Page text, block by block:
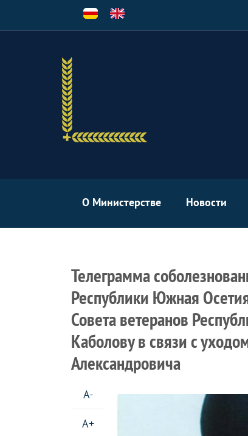
О Министерстве Новости
Телеграмма
Республики Южная
Совета ветеранов
Каболову в связи с
Александровича
A-
A+